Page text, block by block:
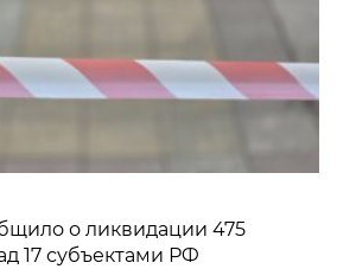
о ликвидации 475
17 субъектами РФ